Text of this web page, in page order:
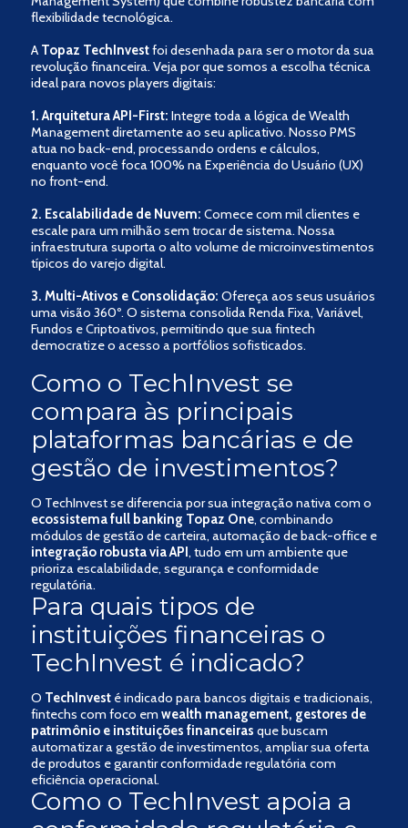
flexibilidade tecnológica.
A Topaz TechInvestfoi desenhada para ser o motor da sua
revolução financeira. Veja por que somos a escolha técnica
ideal para novos players digitais:
1. Arquitetura API-First: Integre toda a lógica de Wealth
Management diretamente ao seu aplicativo. Nosso PMS
atua no back-end, processando ordens e cálculos,
enquanto você foca 100% na Experiência do Usuário (UX)
no front-end.
2. Escalabilidade de Nuvem: Comece com mil clientes e
escale para um milhão sem trocar de sistema. Nossa
infraestrutura suporta o alto volume de microinvestimentos
típicos do varejo digital.
3. Multi-Ativos e Consolidação: Ofereça aos seus usuários
uma visão 360º. O sistema consolida Renda Fixa, Variável,
Fundos e Criptoativos, permitindo que sua fintech
democratize o acesso a portfólios sofisticados.
Como o TechInvest se
compara às principais
plataformas bancárias e de
gestão de investimentos?
O TechInvest se diferencia por sua integração nativa com o
ecossistema full banking Topaz One, combinando
módulos de gestão de carteira, automação de back-office e
integração robusta via API, tudo em um ambiente que
prioriza escalabilidade, segurança e conformidade
regulatória.
Para quais tipos de
instituições financeiras o
TechInvest é indicado?
O TechInvest é indicado para bancos digitais e tradicionais,
fintechs com foco em wealth management, gestores de
patrimônio e instituições financeiras que buscam
automatizar a gestão de investimentos, ampliar sua oferta
de produtos e garantir conformidade regulatória com
eficiência operacional.
Como o TechInvest apoia a